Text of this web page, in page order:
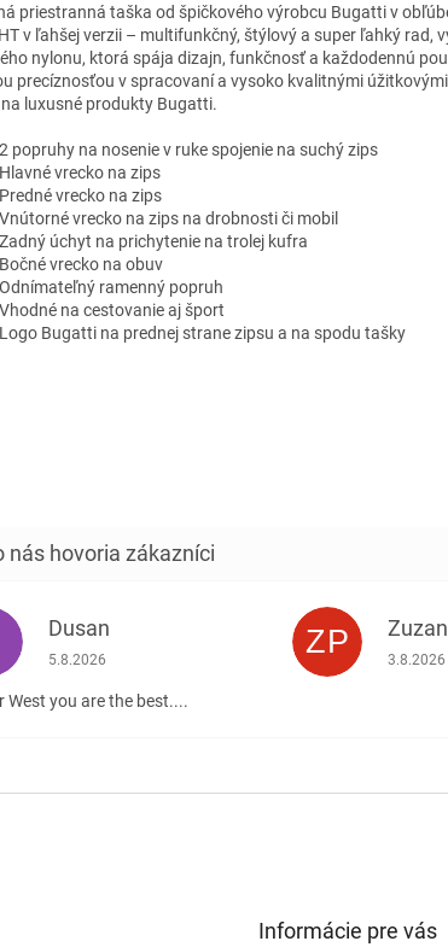
priestranná taška od špičkového výrobcu Bugatti v
v ľahšej verzii – multifunkčný, štýlový a super ľahký rad,
nylonu, ktorá spája dizajn, funkčnosť a každodennú
precíznosťou v spracovaní a vysoko kvalitnými
luxusné produkty Bugatti.
2 popruhy na nosenie v ruke spojenie na suchý zips
Hlavné vrecko na zips
Predné vrecko na zips
Vnútorné vrecko na zips na drobnosti či mobil
Zadný úchyt na prichytenie na trolej kufra
Bočné vrecko na obuv
Odnímateľný ramenný popruh
Vhodné na cestovanie aj šport
Logo Bugatti na prednej strane zipsu a na spodu tašky
Dusan
Hodnotenie obchodu je 5 z 5 hviezdičiek.
5.8.2026
West you are the best....
ZP 3.8.2026
Informácie pre vás